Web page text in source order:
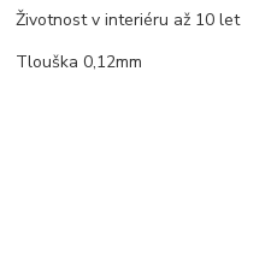
Životnost v interiéru až 10 let
Tlouška 0,12mm